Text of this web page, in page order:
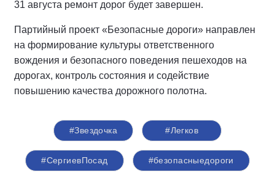
31 августа ремонт дорог будет завершен.
Партийный проект «Безопасные дороги» направлен
на формирование культуры ответственного
вождения и безопасного поведения пешеходов на
дорогах, контроль состояния и содействие
повышению качества дорожного полотна.
#Звездочка #Легков
#СергиевПосад #безопасныедороги